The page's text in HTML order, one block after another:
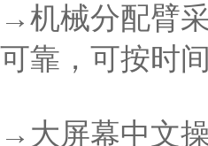
→机械分配臂
可靠，可按时
→大屏幕中文